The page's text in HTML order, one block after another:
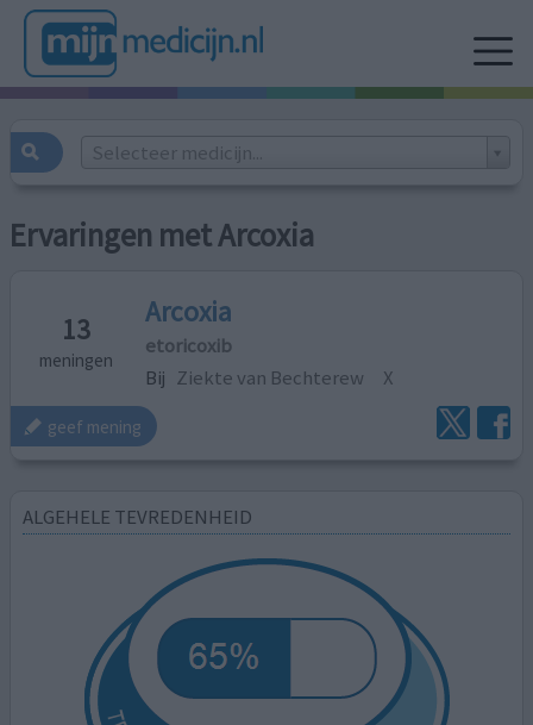
Selecteer medicijn...
Ervaringen met Arcoxia
13
meningen
Arcoxia
etoricoxib
Bij Ziekte van Bechterew X
geef mening
ALGEHELE TEVREDENHEID